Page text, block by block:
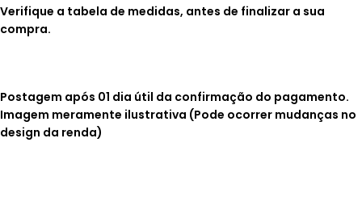
Verifique a tabela de medidas, antes de finalizar a sua
compra.
Postagem após 01 dia útil da confirmação do pagamento.
Imagem meramente ilustrativa (Pode ocorrer mudanças no
design da renda)